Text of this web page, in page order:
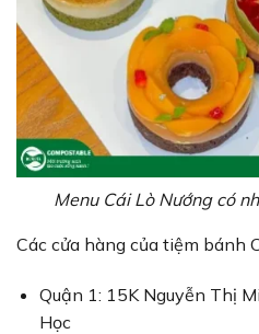
Menu Cái Lò Nướng có
Các cửa hàng của tiệm bánh
Quận 1: 15K Nguyễn Thị
Học